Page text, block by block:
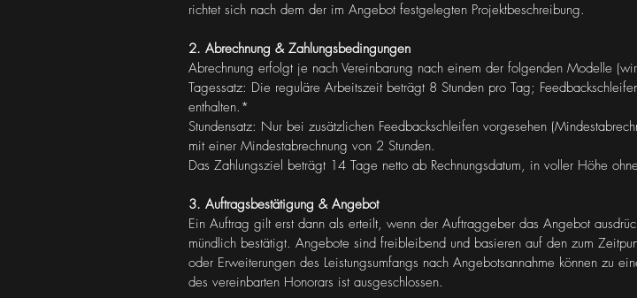
richtet sich nach dem der im Angebot festgelegten Projektbeschreibung.
2. Abrechnung & Zahlungsbedingungen
Abrechnung erfolgt je nach Vereinbarung nach einem der folgenden Modelle
Tagessatz: Die reguläre Arbeitszeit beträgt 8 Stunden pro Tag;
enthalten.*
Stundensatz: Nur bei zusätzlichen Feedbackschleifen vorgesehen
mit einer Mindestabrechnung von 2 Stunden.
Das Zahlungsziel beträgt 14 Tage netto ab Rechnungsdatum, in voller Höhe
3. Auftragsbestätigung & Angebot
Ein Auftrag gilt erst dann als erteilt, wenn der Auftraggeber das Angebot
mündlich bestätigt. Angebote sind freibleibend und basieren auf den zum
oder Erweiterungen des Leistungsumfangs nach Angebotsannahme können zu
des vereinbarten Honorars ist ausgeschlossen.